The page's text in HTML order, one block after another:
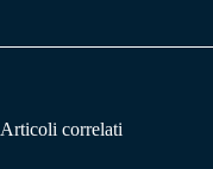
Articoli correlati